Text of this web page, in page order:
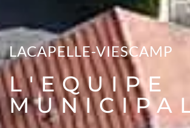
LACAPELLE-VIESCAMP
L'EQUIPE